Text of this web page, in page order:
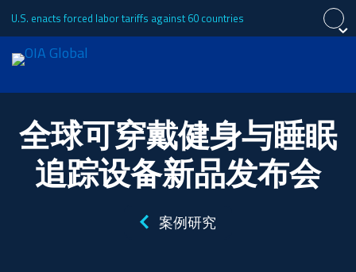
U.S. enacts forced labor tariffs against 60 countries
English Español
Português (Brasil)
日本語
Tiếng Việt Français
全球可穿戴健身与睡眠
追踪设备新品发布会
案例研究
申请报价
关于